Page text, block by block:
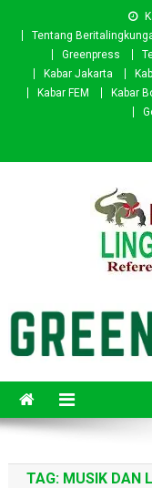
Tentang
Greenpress
Kabar Jakarta
Kabar FEM
Kabar
TAG: MUSIK DAN